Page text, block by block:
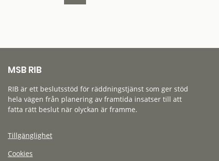
MSB RIB
RIB är ett beslutsstöd för räddningstjänst som ger stöd
hela vägen från planering av framtida insatser till att
fatta rätt beslut när olyckan är framme.
Tillgänglighet
Cookies